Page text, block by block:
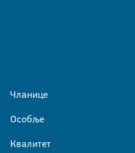
Чланице
Особље
Квалитет